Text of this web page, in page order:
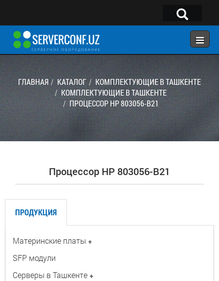
×
ГЛАВНАЯ
КОНФИГУРАТОР
КАТАЛОГ
УСЛУГИ
Telegram:@serverconf_uz
Тел: (90) 932-18-00
ГЛАВНАЯ КАТАЛОГ
КОМПЛЕКТУЮЩИЕ В ТАШКЕНТЕ
КОМПЛЕКТУЮЩИЕ В ТАШКЕНТЕ
ПРОЦЕССОР HP 803056-B21
Процессор HP 803056-B21
ПРОДУКЦИЯ
Материнские платы +
SFP модули
Серверы в Ташкенте +